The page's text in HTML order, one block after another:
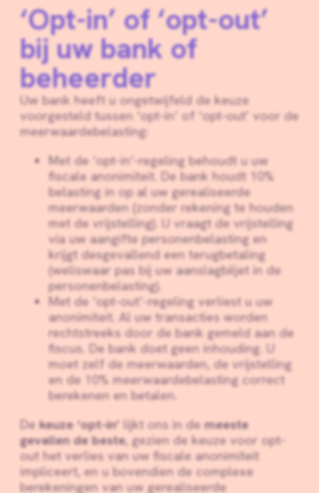
‘Opt-in’ of ‘opt-out’
bij uw bank of
beheerder
Uw bank heeft u ongetwijfeld de keuze
voorgesteld tussen ‘opt-in’ of ‘opt-out’ voor de
meerwaardebelasting:
Met de ‘opt-in’-regeling behoudt u uw
fiscale anonimiteit. De bank houdt 10%
belasting in op al uw gerealiseerde
meerwaarden (zonder rekening te houden
met de vrijstelling). U vraagt de vrijstelling
via uw aangifte personenbelasting en
krijgt desgevallend een terugbetaling
(weliswaar pas bij uw aanslagbiljet in de
personenbelasting).
Met de ‘opt-out’-regeling verliest u uw
anonimiteit. Al uw transacties worden
rechtstreeks door de bank gemeld aan de
fiscus. De bank doet geen inhouding. U
moet zelf de meerwaarden, de vrijstelling
en de 10% meerwaardebelasting correct
berekenen en betalen.
Dekeuze ‘opt-in’ lijkt ons in demeeste
gevallen de beste, gezien de keuze voor opt-
out het verlies van uw fiscale anonimiteit
impliceert, en u bovendien de complexe
berekeningen van uw gerealiseerde